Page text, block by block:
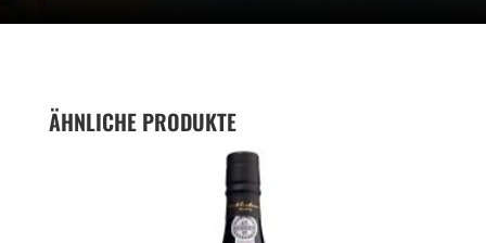
ÄHNLICHE PRODUKTE